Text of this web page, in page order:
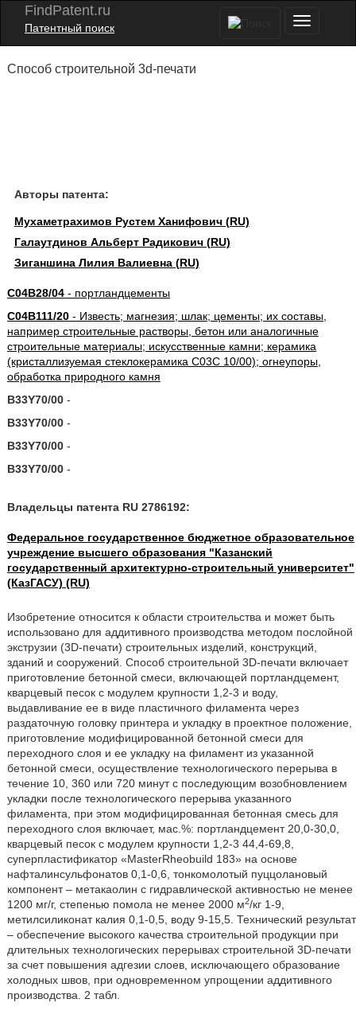
FindPatent.ru
Патентный поиск
Способ строительной 3d-печати
Авторы патента:
Мухаметрахимов Рустем Ханифович (RU)
Галаутдинов Альберт Радикович (RU)
Зиганшина Лилия Валиевна (RU)
C04B28/04- портландцементы
C04B111/20- Известь; магнезия; шлак; цементы; их составы,
например строительные растворы, бетон или аналогичные
строительные материалы; искусственные камни; керамика
(кристаллизуемая стеклокерамика C03C 10/00); огнеупоры,
обработка природного камня
B33Y70/00-
B33Y70/00-
B33Y70/00-
B33Y70/00-
Владельцы патента RU 2786192:
Федеральное государственное бюджетное образовательное
учреждение высшего образования "Казанский
государственный архитектурно-строительный университет"
(КазГАСУ) (RU)
Изобретение относится к области строительства и может быть
использовано для аддитивного производства методом послойной
экструзии (3D-печати) строительных изделий, конструкций,
зданий и сооружений. Способ строительной 3D-печати включает
приготовление бетонной смеси, включающей портландцемент,
кварцевый песок с модулем крупности 1,2-3 и воду,
выдавливание ее в виде пластичного филамента через
раздаточную головку принтера и укладку в проектное положение,
приготовление модифицированной бетонной смеси для
переходного слоя и ее укладку на филамент из указанной
бетонной смеси, осуществление технологического перерыва в
течение 10, 360 или 720 минут с последующим возобновлением
укладки после технологического перерыва указанного
филамента, при этом модифицированная бетонная смесь для
переходного слоя включает, мас.%: портландцемент 20,0-30,0,
кварцевый песок с модулем крупности 1,2-3 44,4-69,8,
суперпластификатор «MasterRheobuild 183» на основе
нафталинсульфонатов 0,1-0,6, тонкомолотый пуццолановый
компонент – метакаолин с гидравлической активностью не менее
1200 мг/г, степенью помола не менее 2000 м2/кг 1-9,
метилсиликонат калия 0,1-0,5, воду 9-15,5. Технический результат
– обеспечение высокого качества строительной продукции при
длительных технологических перерывах строительной 3D-печати
за счет повышения адгезии слоев, исключающего образование
холодных швов, при одновременном упрощении аддитивного
производства. 2 табл.